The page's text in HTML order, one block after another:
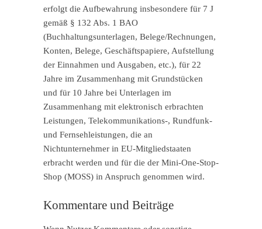
erfolgt die Aufbewahrung insbesondere für 7 J
gemäß § 132 Abs. 1 BAO
(Buchhaltungsunterlagen, Belege/Rechnungen,
Konten, Belege, Geschäftspapiere, Aufstellung
der Einnahmen und Ausgaben, etc.), für 22
Jahre im Zusammenhang mit Grundstücken
und für 10 Jahre bei Unterlagen im
Zusammenhang mit elektronisch erbrachten
Leistungen, Telekommunikations-, Rundfunk-
und Fernsehleistungen, die an
Nichtunternehmer in EU-Mitgliedstaaten
erbracht werden und für die der Mini-One-Stop-
Shop (MOSS) in Anspruch genommen wird.
Kommentare und Beiträge